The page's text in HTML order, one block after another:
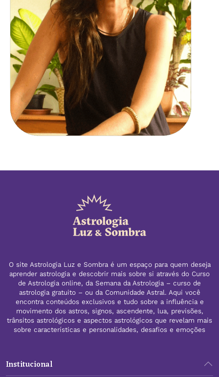
O site Astrologia Luz e Sombra é um espaço para quem deseja
aprender astrologia e descobrir mais sobre si através do Curso
de Astrologia online, da Semana da Astrologia – curso de
astrologia gratuito – ou da Comunidade Astral. Aqui você
encontra conteúdos exclusivos e tudo sobre a influência e
movimento dos astros, signos, ascendente, lua, previsões,
trânsitos astrológicos e aspectos astrológicos que revelam mais
sobre características e personalidades, desafios e emoções
Institucional